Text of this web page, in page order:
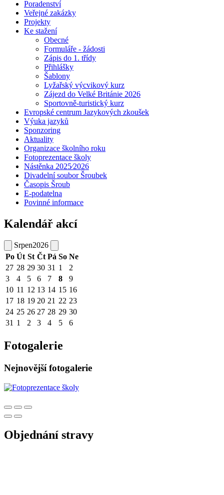
Poradenství
Veřejné zakázky
Projekty
Ke stažení
Obecné
Formuláře - žádosti
Zápis do 1. třídy
Přihlášky
Šablony
Lyžařský výcvikový kurz
Zájezd do Velké Británie 2026
Sportovně-turistický kurz
Evropské centrum Jazykových zkoušek
Výuka jazyků
Sponzoring
Aktuality
Organizace školního roku
Fotoprezentace školy
Nástěnka 2025⁄2026
Divadelní soubor Šroubek
Časopis Šroub
E-podatelna
Povinné informace
Kalendář akcí
Srpen2026
Po Út St Čt Pá So Ne
27 28 29 30 31 1
2
3
4 5 6 7 8
9
10 11 12 13 14 15 16
17 18 19 20 21 22 23
24 25 26 27 28 29 30
31 1 2 3 4 5 6
Fotogalerie
Nejnovější fotogalerie
Objednání stravy